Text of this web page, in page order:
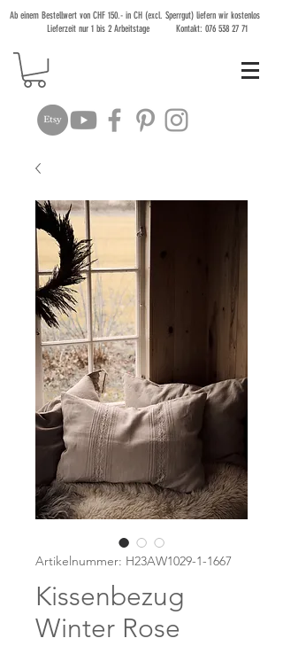
Ab einem Bestellwert von CHF 150.- in CH (excl. Sperrgut) liefern wir kostenlos
Lieferzeit nur 1 bis 2 Arbeitstage Kontakt: 076 538 27 71
Artikelnummer: H23AW1029-1-1667
Kissenbezug
Winter Rose